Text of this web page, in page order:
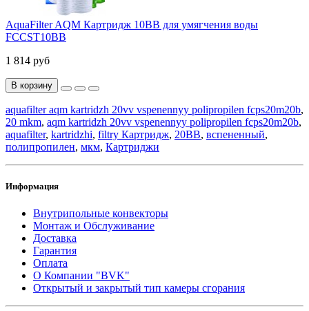
AquaFilter AQM Картридж 10BB для умягчения воды
FCCST10BB
1 814 руб
В корзину
aquafilter aqm kartridzh 20vv vspenennyy polipropilen fcps20m20b,
20 mkm, aqm kartridzh 20vv vspenennyy polipropilen fcps20m20b,
aquafilter, kartridzhi, filtry Картридж, 20ВВ, вспененный,
полипропилен, мкм, Картриджи
Информация
Внутрипольные конвекторы
Монтаж и Обслуживание
Доставка
Гарантия
Оплата
О Компании "BVK"
Открытый и закрытый тип камеры сгорания